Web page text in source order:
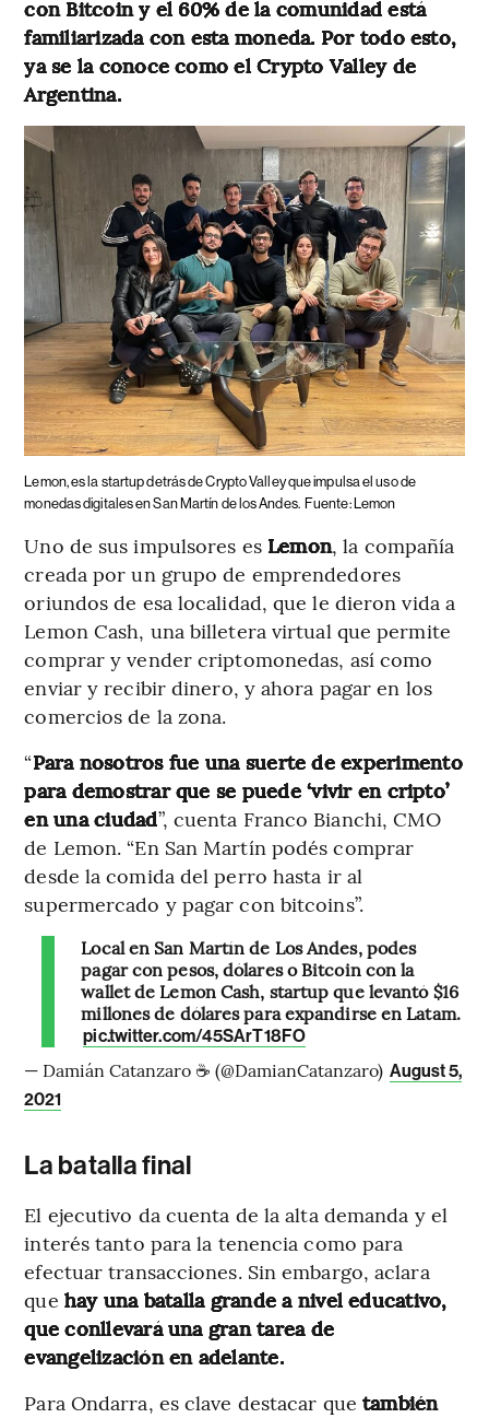
con Bitcoin y el 60% de la comunidad está
familiarizada con esta moneda. Por todo esto,
ya se la conoce como el Crypto Valley de
Argentina.
Lemon, es la startup detrás de Crypto Valley que impulsa el uso de
monedas digitales en San Martín de los Andes. Fuente: Lemon
Uno de sus impulsores es Lemon, la compañía
creada por un grupo de emprendedores
oriundos de esa localidad, que le dieron vida a
Lemon Cash, una billetera virtual que permite
comprar y vender criptomonedas, así como
enviar y recibir dinero, y ahora pagar en los
comercios de la zona.
“Para nosotros fue una suerte de experimento
para demostrar que se puede ‘vivir en cripto’
en una ciudad”, cuenta Franco Bianchi, CMO
de Lemon. “En San Martín podés comprar
desde la comida del perro hasta ir al
supermercado y pagar con bitcoins”.
Local en San Martín de Los Andes, podes
pagar con pesos, dólares o Bitcoin con la
wallet de Lemon Cash, startup que levantó $16
millones de dólares para expandirse en Latam.
pic.twitter.com/45SArT18FO
— Damián Catanzaro ☕️ (@DamianCatanzaro) August 5,
2021
La batalla final
El ejecutivo da cuenta de la alta demanda y el
interés tanto para la tenencia como para
efectuar transacciones. Sin embargo, aclara
que hay una batalla grande a nivel educativo,
que conllevará una gran tarea de
evangelización en adelante.
Para Ondarra, es clave destacar que también